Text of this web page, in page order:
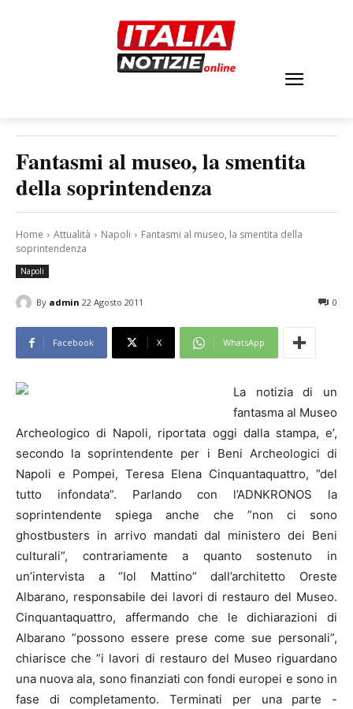
Fantasmi al museo, la smentita
della soprintendenza
Home Attualità Napoli
Fantasmi al museo, la smentita della
soprintendenza
Napoli
By admin 22 Agosto 2011 0
Facebook X WhatsApp
La notizia di un
fantasma al Museo
Archeologico di Napoli, riportata oggi dalla stampa, e’,
secondo la soprintendente per i Beni Archeologici di
Napoli e Pompei, Teresa Elena Cinquantaquattro, ”del
tutto infondata”. Parlando con l’ADNKRONOS la
soprintendente spiega anche che ”non ci sono
ghostbusters in arrivo mandati dal ministero dei Beni
culturali”, contrariamente a quanto sostenuto in
un’intervista a “Iol Mattino” dall’architetto Oreste
Albarano, responsabile dei lavori di restauro del Museo.
Cinquantaquattro, affermando che le dichiarazioni di
Albarano ”possono essere prese come sue personali”,
chiarisce che ”i lavori di restauro del Museo riguardano
una nuova ala, sono finanziati con fondi europei e sono in
fase di completamento. Terminati per una parte -